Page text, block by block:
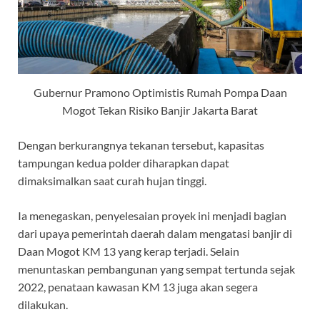
Gubernur Pramono Optimistis Rumah Pompa Daan
Mogot Tekan Risiko Banjir Jakarta Barat
Dengan berkurangnya tekanan tersebut, kapasitas
tampungan kedua polder diharapkan dapat
dimaksimalkan saat curah hujan tinggi.
Ia menegaskan, penyelesaian proyek ini menjadi bagian
dari upaya pemerintah daerah dalam mengatasi banjir di
Daan Mogot KM 13 yang kerap terjadi. Selain
menuntaskan pembangunan yang sempat tertunda sejak
2022, penataan kawasan KM 13 juga akan segera
dilakukan.